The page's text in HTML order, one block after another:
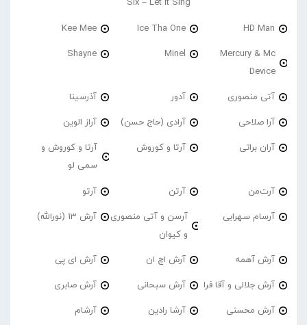
Six – Let It Sing
HD Man
Ice Tha One
Kee Mee
Mercury & Mc
Device
Minel
Shayne
آتی منصوری آدور آذرسینا
آرا صلاحی آرادی (حاج حسن) آراز الوین
آران براتی آرتا و کوروش
آرتا و کوروش و
سمی لو
آرت‌من آرتن آرتو
آرسام سهرابی
آرسن و آتی منصوری
و کیوان
آرش 13 (نورالله)
آرش آهمه آرش اچ ان آرش ای پی
آرش جلالی و آقا فرا آرش سبحانی آرش صابری
آرش محسنی آرشا رادین آرشام